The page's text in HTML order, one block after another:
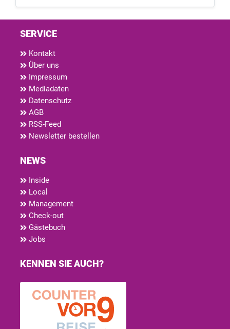
SERVICE
Kontakt
Über uns
Impressum
Mediadaten
Datenschutz
AGB
RSS-Feed
Newsletter bestellen
NEWS
Inside
Local
Management
Check-out
Gästebuch
Jobs
KENNEN SIE AUCH?